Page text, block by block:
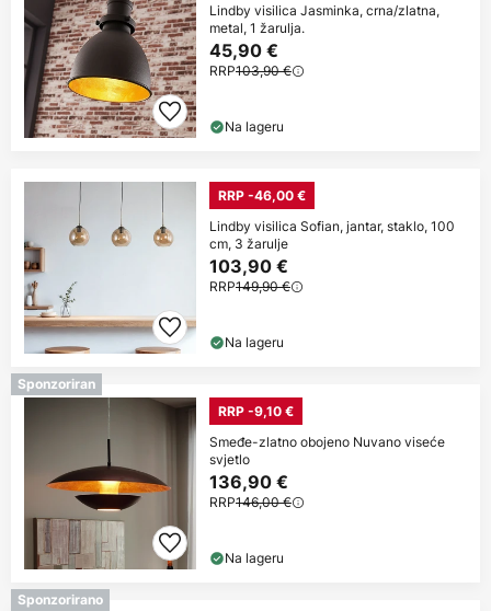
Lindby visilica Jasminka, crna/zlatna,
metal, 1 žarulja.
45,90 €
RRP103,90 €
Na lageru
RRP -46,00 €
Lindby visilica Sofian, jantar, staklo, 100
cm, 3 žarulje
103,90 €
RRP149,90 €
Na lageru
Sponzoriran
RRP -9,10 €
Smeđe-zlatno obojeno Nuvano viseće
svjetlo
136,90 €
RRP146,00 €
Na lageru
Sponzorirano